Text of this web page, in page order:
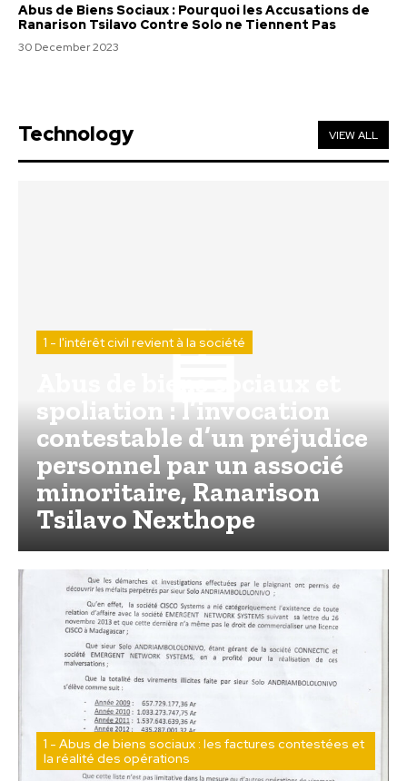
Abus de Biens Sociaux : Pourquoi les Accusations de
Ranarison Tsilavo Contre Solo ne Tiennent Pas
30 December 2023
Technology VIEW ALL
1 - l'intérêt civil revient à la société
spoliation : l’invocation
contestable d’un préjudice
personnel par un associé
minoritaire, Ranarison
Tsilavo Nexthope
1 - Abus de biens sociaux : les factures contestées et
la réalité des opérations